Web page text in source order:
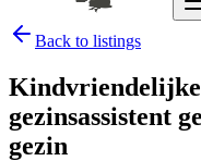
Back to listings
Kindvriendelijke
gezinsassistent
gezin